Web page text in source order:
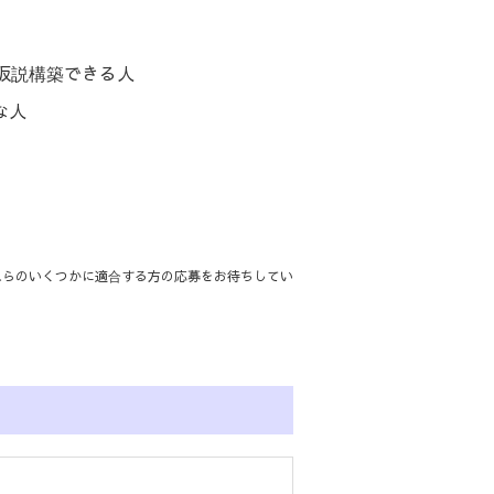
説構築できる人
人
のいくつかに適合する方の応募をお待ちしてい